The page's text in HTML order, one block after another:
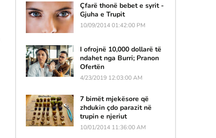
Çfarë thonë bebet e syrit -
Gjuha e Trupit
10/09/2014 01:42:00 PM
I ofrojnë 10,000 dollarë të
ndahet nga Burri; Pranon
Ofertën
4/23/2019 12:03:00 AM
7 bimët mjekësore që
zhdukin çdo parazit në
trupin e njeriut
10/01/2014 11:36:00 AM